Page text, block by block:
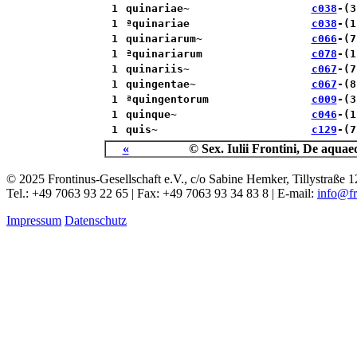
1
quinariae~ c038-
1
ªquinariae c038-
1
quinariarum~ c066-
1
ªquinariarum c078-
1
quinariis~ c067-
1
quingentae~ c067-
1
ªquingentorum c009-
1
quinque~ c046-
1
quis~ c129-
« © Sex. Iulii Frontini, De
© 2025 Frontinus-Gesellschaft e.V., c/o Sabine Hemker, Tillystraße
Tel.: +49 7063 93 22 65 | Fax: +49 7063 93 34 83 8 | E-mail:
Impressum Datenschutz